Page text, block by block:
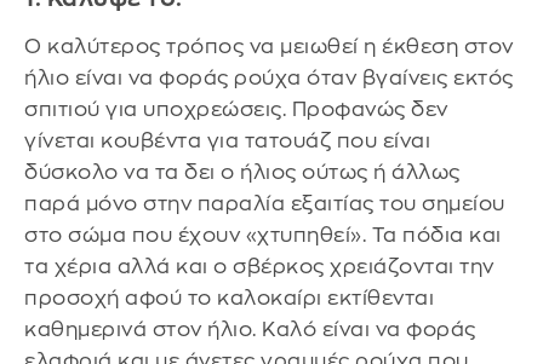
Ο καλύτερος τρόπος να μειωθεί η έκθεση στον
ήλιο είναι να φοράς ρούχα όταν βγαίνεις εκτός
σπιτιού για υποχρεώσεις. Προφανώς δεν
γίνεται κουβέντα για τατουάζ που είναι
δύσκολο να τα δει ο ήλιος ούτως ή άλλως
παρά μόνο στην παραλία εξαιτίας του σημείου
στο σώμα που έχουν «χτυπηθεί». Τα πόδια και
τα χέρια αλλά και ο σβέρκος χρειάζονται την
προσοχή αφού το καλοκαίρι εκτίθενται
καθημερινά στον ήλιο. Καλό είναι να φοράς